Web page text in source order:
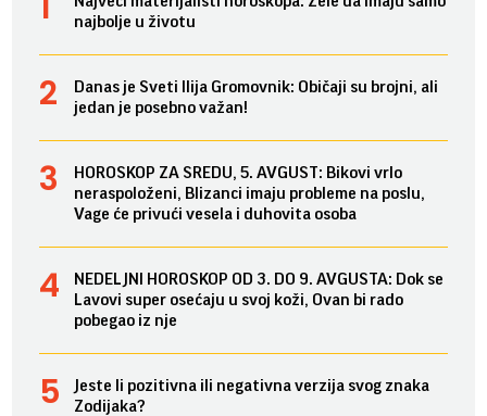
najbolje u životu
Danas je Sveti Ilija Gromovnik: Običaji su brojni, ali
jedan je posebno važan!
HOROSKOP ZA SREDU, 5. AVGUST: Bikovi vrlo
neraspoloženi, Blizanci imaju probleme na poslu,
Vage će privući vesela i duhovita osoba
NEDELJNI HOROSKOP OD 3. DO 9. AVGUSTA: Dok se
Lavovi super osećaju u svoj koži, Ovan bi rado
pobegao iz nje
Jeste li pozitivna ili negativna verzija svog znaka
Zodijaka?